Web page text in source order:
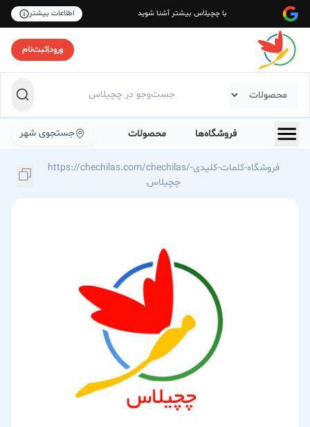
با چچیلاس بیشتر آشنا شوید اطلاعات بیشتر
ورود|ثبت‌نام
فروشگاه‌ها محصولات جستجوی شهر
https://chechilas.com/chechilas/فروشگاه-کلمات-کلیدی-
چچیلاس